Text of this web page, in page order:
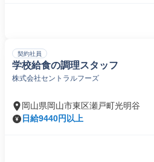
契約社員
学校給食の調理スタッフ
株式会社セントラルフーズ
岡山県岡山市東区瀬戸町光明谷
日給9440円以上